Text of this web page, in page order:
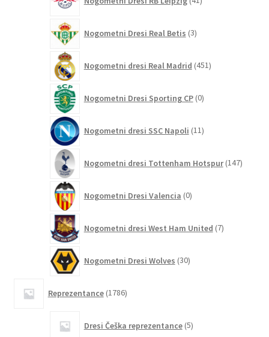
izdelkov
Nogometni Dresi Real Betis 3izdelki
Nogometni dresi Real Madrid 451izdelkov
Nogometni Dresi Sporting CP 0izdelkov
Nogometni dresi SSC Napoli 11izdelkov
Nogometni dresi Tottenham Hotspur 147
Nogometni Dresi Valencia 0izdelkov
Nogometni dresi West Ham United 7izdelkov
Nogometni Dresi Wolves 30izdelkov
Reprezentance 1786izdelkov
Dresi Češka reprezentance 5izdelkov